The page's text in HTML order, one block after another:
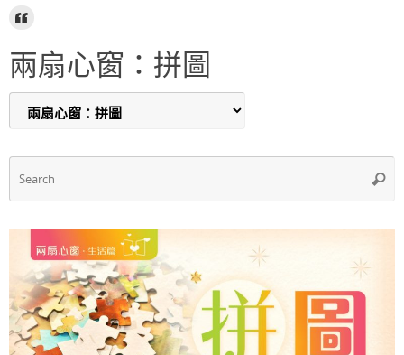
e
b
o
k
s
A
p
er e
兩扇心窗：拼圖